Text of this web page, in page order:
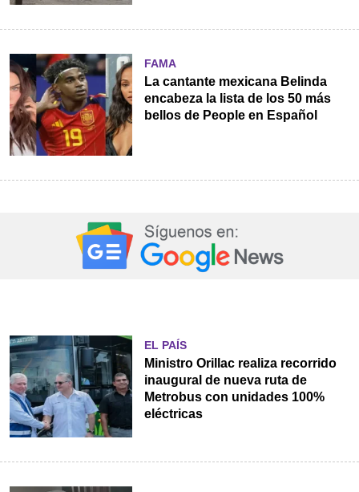
FAMA
La cantante mexicana Belinda
encabeza la lista de los 50 más
bellos de People en Español
EL PAÍS
Ministro Orillac realiza recorrido
inaugural de nueva ruta de
Metrobus con unidades 100%
eléctricas